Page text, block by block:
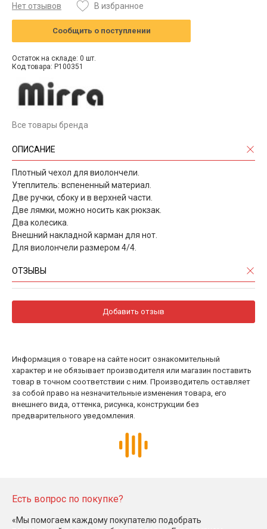
Нет отзывов В избранное
Сообщить о поступлении
Остаток на складе: 0 шт.
Код товара: P100351
Все товары бренда
ОПИСАНИЕ
Плотный чехол для виолончели.
Утеплитель: вспененный материал.
Две ручки, сбоку и в верхней части.
Две лямки, можно носить как рюкзак.
Два колесика.
Внешний накладной карман для нот.
Для виолончели размером 4/4.
ОТЗЫВЫ
Добавить отзыв
Информация о товаре на сайте носит ознакомительный
характер и не обязывает производителя или магазин поставить
товар в точном соответствии с ним. Производитель оставляет
за собой право на незначительные изменения товара, его
внешнего вида, оттенка, рисунка, конструкции без
предварительного уведомления.
Есть вопрос по покупке?
«Мы помогаем каждому покупателю подобрать